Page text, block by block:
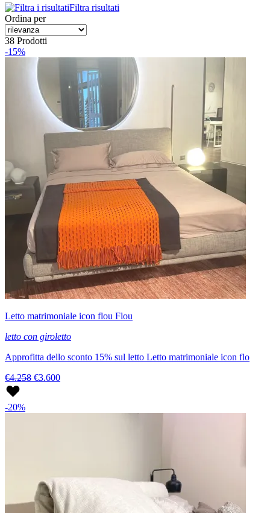
Filtra risultati
Ordina per
38 Prodotti
-15%
Letto matrimoniale icon flou Flou
letto con giroletto
Approfitta dello sconto 15% sul letto Letto matrimoniale icon flo
€4.258 €3.600
-20%